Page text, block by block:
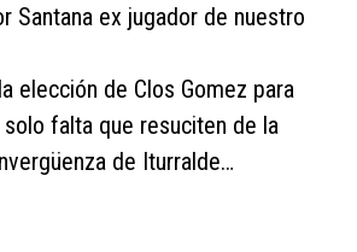
Santana ex jugador de nuestro
elección de Clos Gomez para
solo falta que resuciten de la
de Iturralde…